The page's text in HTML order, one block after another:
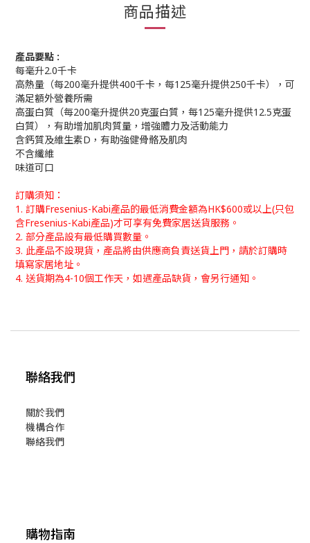
商品描述
產品要點 :
每毫升2.0千卡
高熱量（每200毫升提供400千卡，每125毫升提供250千卡），可
滿足額外營養所需
高蛋白質（每200毫升提供20克蛋白質，每125毫升提供12.5克蛋
白質），有助增加肌肉質量，增強體力及活動能力
含鈣質及維生素D，有助強健骨骼及肌肉
不含纖維
味道可口
訂購須知：
1. 訂購Fresenius-Kabi產品的最低消費金額為HK$600或以上(只包
含Fresenius-Kabi產品)才可享有免費家居送貨服務。
2. 部分產品設有最低購買數量。
3. 此產品不設現貨，產品將由供應商負責送貨上門 ， 請於訂購時
填寫家居地址。
4. 送貨期為4-10個工作天，如遇產品缺貨，會另行通知。
聯絡我們
關於我們
機構合作
聯絡我們
購物指南